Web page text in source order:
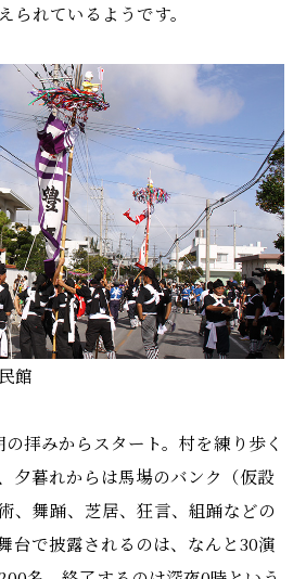
られているようです。
館
拝みからスタート。村を練り歩く
夕暮れからは馬場のバンク（仮設
、舞踊、芝居、狂言、組踊などの
台で披露されるのは、なんと30演